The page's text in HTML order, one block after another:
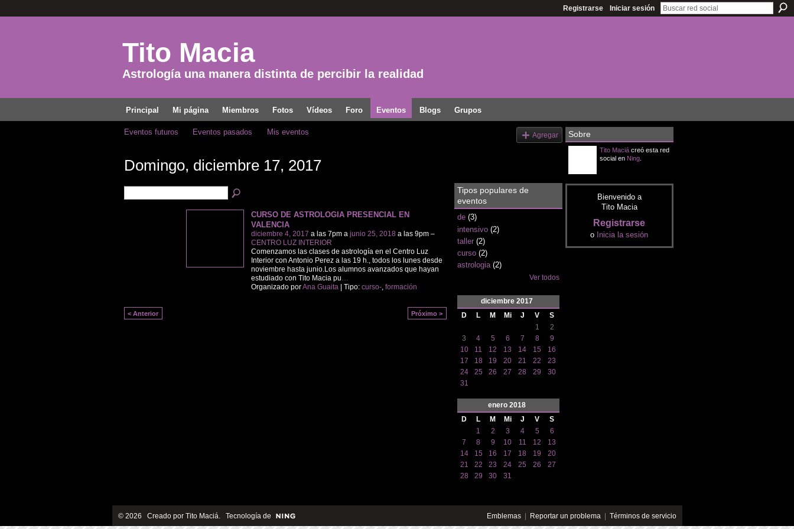
Registrarse Iniciar sesión
Tito Macia
Astrología una manera distinta de percibir la realidad
Principal Mi página Miembros Fotos Vídeos Foro Eventos Blogs Grupos
Eventos futuros Eventos pasados Mis eventos Agregar
Domingo, diciembre 17, 2017
CURSO DE ASTROLOGIA PRESENCIAL EN
VALENCIA
diciembre 4, 2017 a las 7pm a junio 25, 2018 a las 9pm –
CENTRO LUZ INTERIOR
Comenzamos las clases de astrología en el Centro Luz
Interior con Antonio Perez a las 19 h., todos los lunes desde
noviembre hasta junio. ​ Los alumnos avanzados que hayan
estudiado con Tito Macia pu
Organizado porAna Guaita | Tipo: curso-, formación
< Anterior Próximo >
Tipos populares de
eventos
de(3)
intensivo(2)
taller(2)
curso(2)
astrologia(2)
Ver todos
diciembre 2017
D
L M Mi J V
S
1
2
3
4 5 6 7 8
9
10
11 12 13 14 15
16
17
18 19 20 21 22
23
24
25 26 27 28 29
30
31
enero 2018
D
L M Mi J V
S
1
2 3 4 5
6
7
8 9 10 11 12
13
14
15 16 17 18 19
20
21
22 23 24 25 26
27
28
29 30 31
Sobre
Tito Maciácreó esta red
social en Ning.
Bienvenido a
Tito Macia
Registrarse
o Inicia la sesión
© 2026 Creado por Tito Maciá. Tecnología de Emblemas| Reportar un problema| Términos de servicio